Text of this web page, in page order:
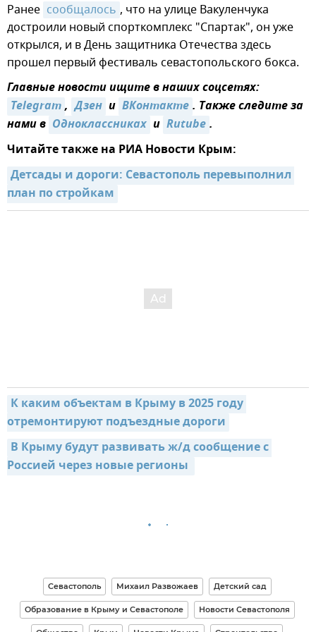
Ранее сообщалось , что на улице Вакуленчука
достроили новый спорткомплекс "Спартак", он уже
открылся, и в День защитника Отечества здесь
прошел первый фестиваль севастопольского бокса.
Главные новости ищите в наших соцсетях:
Telegram, Дзен и ВКонтакте. Также следите за
нами в Одноклассниках и Rutube.
Читайте также на РИА Новости Крым:
Детсады и дороги: Севастополь перевыполнил
план по стройкам
К каким объектам в Крыму в 2025 году
отремонтируют подъездные дороги
В Крыму будут развивать ж/д сообщение с
Россией через новые регионы
Севастополь Михаил Развожаев Детский сад
Образование в Крыму и Севастополе Новости Севастополя